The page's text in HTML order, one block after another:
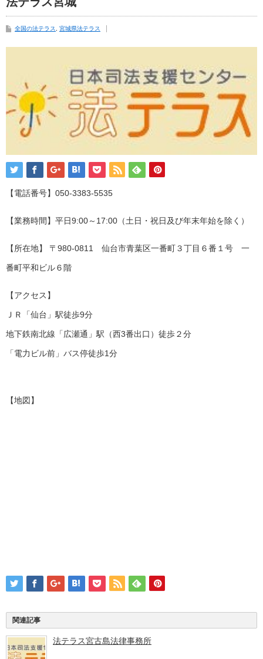
全国の法テラス 宮城県法テラス
【電話番号】050-3383-5535
【業務時間】平日9:00～17:00（土日・祝日及び年末年始を除く）
【所在地】 〒980-0811 仙台市青葉区一番町３丁目６番１号 一
番町平和ビル６階
【アクセス】
ＪＲ「仙台」駅徒歩9分
地下鉄南北線「広瀬通」駅（西3番出口）徒歩２分
「電力ビル前」バス停徒歩1分
【地図】
関連記事
法テラス宮古島法律事務所